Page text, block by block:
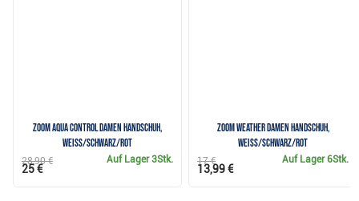
Zoom Aqua Control Damen Handschuh,
weiss/schwarz/rot
Auf Lager3Stk.
28,90 €
25 €
Zoom Weather Damen Handschuh,
weiss/schwarz/rot
Auf Lager6Stk.
17 €
13,99 €